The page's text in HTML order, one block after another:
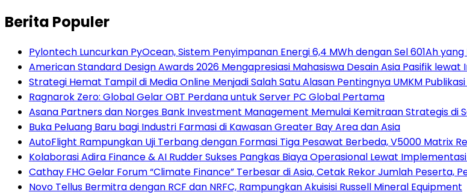
Berita Populer
Pylontech Luncurkan PyOcean, Sistem Penyimpanan Energi 6,4 MWh dengan Sel 601Ah
American Standard Design Awards 2026 Mengapresiasi Mahasiswa Desain Asia Pasifik
Strategi Hemat Tampil di Media Online Menjadi Salah Satu Alasan Pentingnya UMKM
Ragnarok Zero: Global Gelar OBT Perdana untuk Server PC Global Pertama
Asana Partners dan Norges Bank Investment Management Memulai Kemitraan Strategis di
Buka Peluang Baru bagi Industri Farmasi di Kawasan Greater Bay Area dan Asia
AutoFlight Rampungkan Uji Terbang dengan Formasi Tiga Pesawat Berbeda, V5000 Matrix
Kolaborasi Adira Finance & AI Rudder Sukses Pangkas Biaya Operasional Lewat
Cathay FHC Gelar Forum “Climate Finance” Terbesar di Asia, Cetak Rekor Jumlah Peserta,
Novo Tellus Bermitra dengan RCF dan NRFC, Rampungkan Akuisisi Russell Mineral Equipment